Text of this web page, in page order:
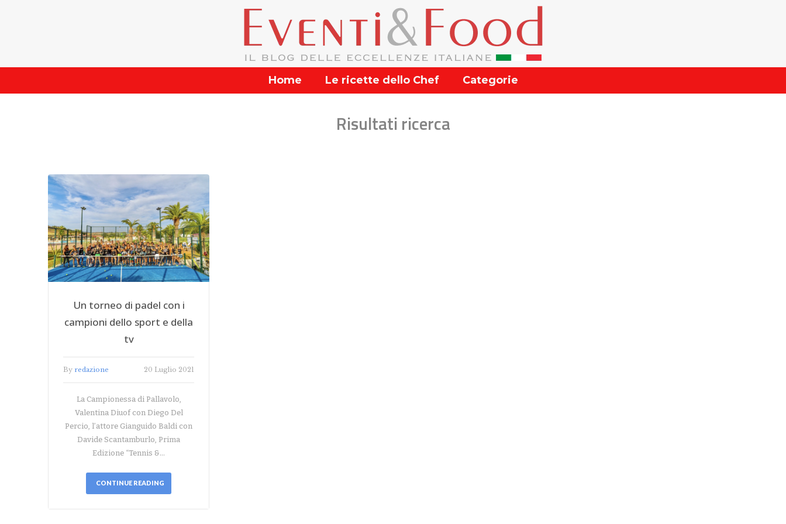
Home Le ricette dello Chef Categorie
Risultati ricerca
Un torneo di padel con i
campioni dello sport e della
tv
By redazione 20 Luglio 2021
La Campionessa di Pallavolo,
Valentina Diuof con Diego Del
Percio, l’attore Gianguido Baldi con
Davide Scantamburlo, Prima
Edizione “Tennis &…
CONTINUE READING